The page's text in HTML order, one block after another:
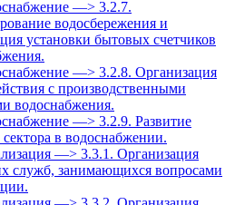
—> 3.2.7.
водосбережения и
установки бытовых счетчиков
—> 3.2.8. Организация
с производственными
водоснабжения.
—> 3.2.9. Развитие
сектора в водоснабжении.
—> 3.3.1. Организация
служб, занимающихся вопросами